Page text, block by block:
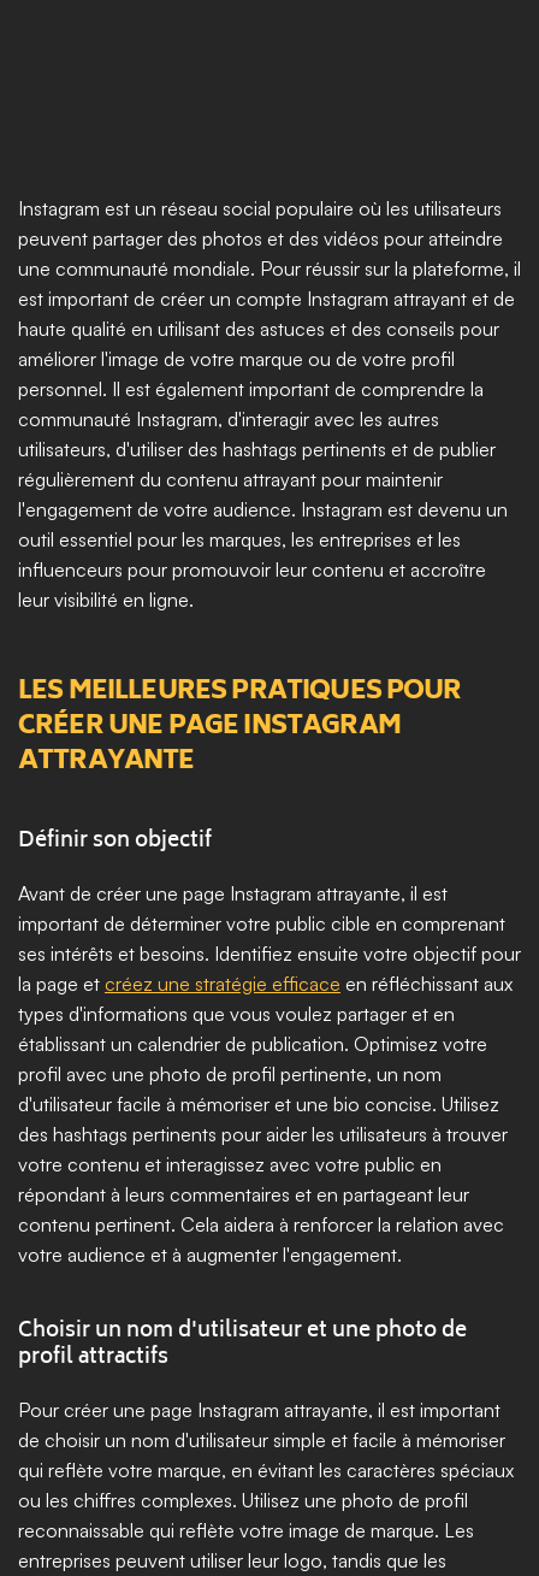
Instagram est un réseau social populaire où les utilisateurs
peuvent partager des photos et des vidéos pour atteindre
une communauté mondiale. Pour réussir sur la plateforme, il
est important de créer un compte Instagram attrayant et de
haute qualité en utilisant des astuces et des conseils pour
améliorer l'image de votre marque ou de votre profil
personnel. Il est également important de comprendre la
communauté Instagram, d'interagir avec les autres
utilisateurs, d'utiliser des hashtags pertinents et de publier
régulièrement du contenu attrayant pour maintenir
l'engagement de votre audience. Instagram est devenu un
outil essentiel pour les marques, les entreprises et les
influenceurs pour promouvoir leur contenu et accroître
leur visibilité en ligne.
LES MEILLEURES PRATIQUES POUR
CRÉER UNE PAGE INSTAGRAM
ATTRAYANTE
Définir son objectif
Avant de créer une page Instagram attrayante, il est
important de déterminer votre public cible en comprenant
ses intérêts et besoins. Identifiez ensuite votre objectif pour
la page et créez une stratégie efficace en réfléchissant aux
types d'informations que vous voulez partager et en
établissant un calendrier de publication. Optimisez votre
profil avec une photo de profil pertinente, un nom
d'utilisateur facile à mémoriser et une bio concise. Utilisez
des hashtags pertinents pour aider les utilisateurs à trouver
votre contenu et interagissez avec votre public en
répondant à leurs commentaires et en partageant leur
contenu pertinent. Cela aidera à renforcer la relation avec
votre audience et à augmenter l'engagement.
Choisir un nom d'utilisateur et une photo de
profil attractifs
Pour créer une page Instagram attrayante, il est important
de choisir un nom d'utilisateur simple et facile à mémoriser
qui reflète votre marque, en évitant les caractères spéciaux
ou les chiffres complexes. Utilisez une photo de profil
reconnaissable qui reflète votre image de marque. Les
entreprises peuvent utiliser leur logo, tandis que les